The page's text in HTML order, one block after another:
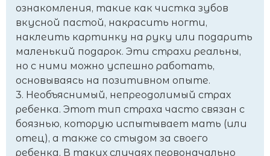
ознакомления, такие как чистка зубов
вкусной пастой, накрасить ногти,
наклеить картинку на руку или подарить
маленький подарок. Эти страхи реальны,
но с ними можно успешно работать,
основываясь на позитивном опыте.
3. Необъяснимый, непреодолимый страх
ребенка. Этот тип страха часто связан с
боязнью, которую испытывает мать (или
отец), а также со стыдом за своего
ребенка. В таких случаях первоначально